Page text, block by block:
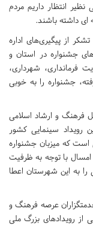
انتظار داریم مردم
ای داشته باشند.
از پیگیری‌های اداره
جشنواره در استان و
فرمانداری، شهرداری،
جشنواره را به خوبی
فرهنگ و ارشاد اسلامی
رویداد سینمایی کشور
که میزبان جشنواره
امسال با توجه به ظرفیت
را به این شهرستان اعطا
عرصه فرهنگ و
از رویدادهای بزرگ ملی